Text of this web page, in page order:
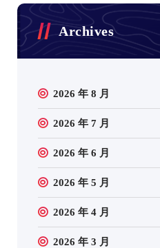
Archives
2026 年 8 月
2026 年 7 月
2026 年 6 月
2026 年 5 月
2026 年 4 月
2026 年 3 月